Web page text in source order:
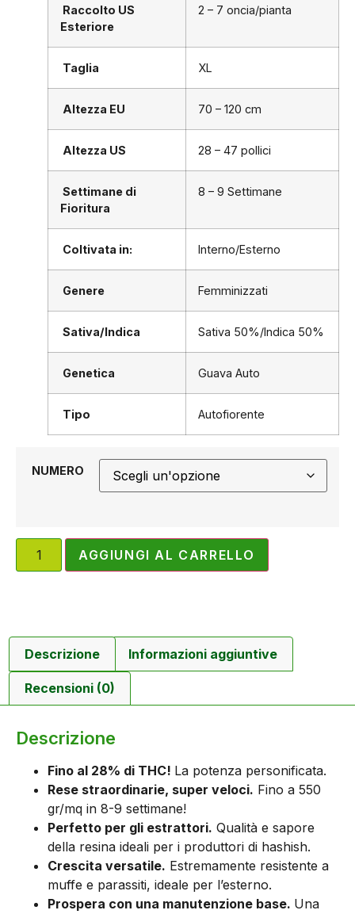
Raccolto US
Esteriore
2 – 7 oncia/pianta
Taglia XL
Altezza EU 70 – 120 cm
Altezza US 28 – 47 pollici
Settimane di
Fioritura
8 – 9 Settimane
Coltivata in: Interno/Esterno
Genere Femminizzati
Sativa/Indica Sativa 50%/Indica 50%
Genetica Guava Auto
Tipo Autofiorente
NUMERO
AGGIUNGI AL CARRELLO
Descrizione Informazioni aggiuntive
Recensioni (0)
Descrizione
Fino al 28% di THC! La potenza personificata.
Rese straordinarie, super veloci. Fino a 550
gr/mq in 8-9 settimane!
Perfetto per gli estrattori. Qualità e sapore
della resina ideali per i produttori di hashish.
Crescita versatile. Estremamente resistente a
muffe e parassiti, ideale per l’esterno.
Prospera con una manutenzione base. Una